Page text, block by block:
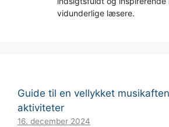
vidunderlige læsere.
Guide til en vellykket
aktiviteter
16. december 2024